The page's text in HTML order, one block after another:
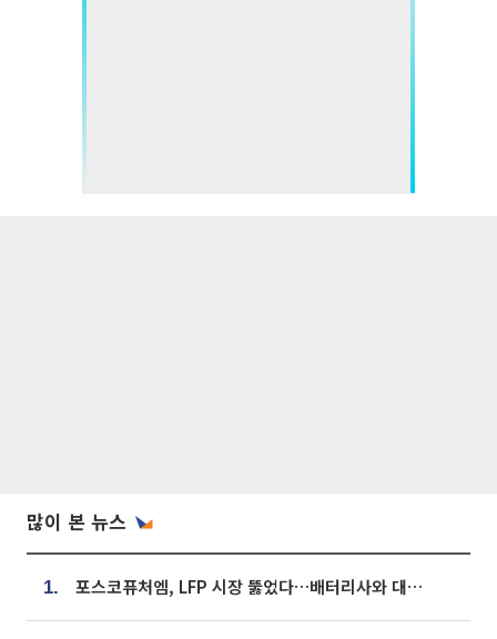
많이 본 뉴스
1. 포스코퓨처엠, LFP 시장 뚫었다…배터리사와 대규모 장기 공급 합의